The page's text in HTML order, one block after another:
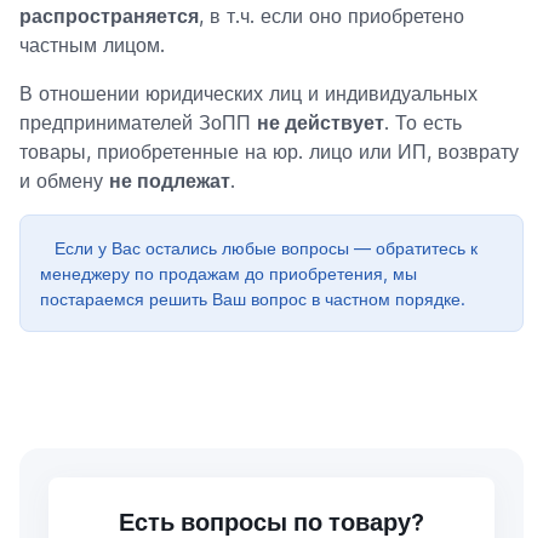
распространяется, в т.ч. если оно приобретено
частным лицом.
В отношении юридических лиц и индивидуальных
предпринимателей ЗоПП не действует. То есть
товары, приобретенные на юр. лицо или ИП, возврату
и обмену не подлежат.
Если у Вас остались любые вопросы — обратитесь к
менеджеру по продажам до приобретения, мы
постараемся решить Ваш вопрос в частном порядке.
Есть вопросы по товару?